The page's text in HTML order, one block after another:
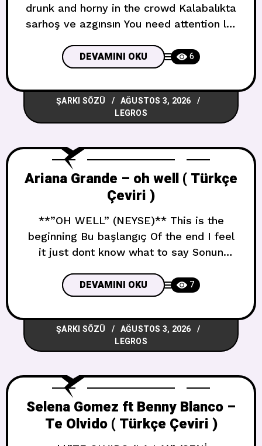
drunk and horny in the crowd Kalabalıkta
sarhoş ve azgınsın You need attention let
gözyaşların aksın Youre crying harder
kick us out Daha çok ağlıyorsun, bizi
kovuyorsun Youre still my best friend
when you ruin my night Gecemi
mahvettiğinde hâlâ en iyi arkadaşımsın
DEVAMINI OKU 6
ŞARKI SÖZÜ
AĞUSTOS 3, 2026
LEGROS
Ariana Grande – oh well ( Türkçe
Çeviri )
**”OH WELL” (NEYSE)** This is the
beginning Bu başlangıç Of the end I feel
it just dont know what to say Sonun
diyeceğimi bilmiyorum My dead ends are
gathered around dressed as friends
Çıkmazlarım arkadaş gibi giyinmiş
etrafımda toplandı Just so I dont get hurt
again Sadece tekrar incinmemek için I
DEVAMINI OKU 7
ŞARKI SÖZÜ
AĞUSTOS 3, 2026
LEGROS
Selena Gomez ft Benny Blanco –
Te Olvido ( Türkçe Çeviri )